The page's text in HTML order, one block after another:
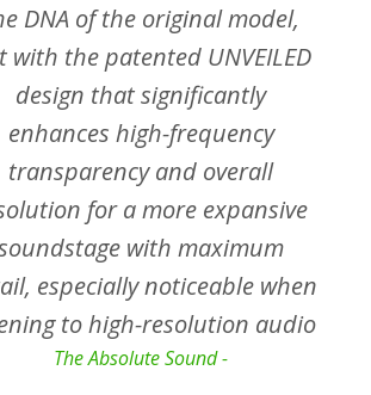
DNA of the original model,
with the patented UNVEILED
design that significantly
enhances high-frequency
transparency and overall
for a more expansive
with maximum
especially noticeable when
to high-resolution audio
- The Absolute Sound